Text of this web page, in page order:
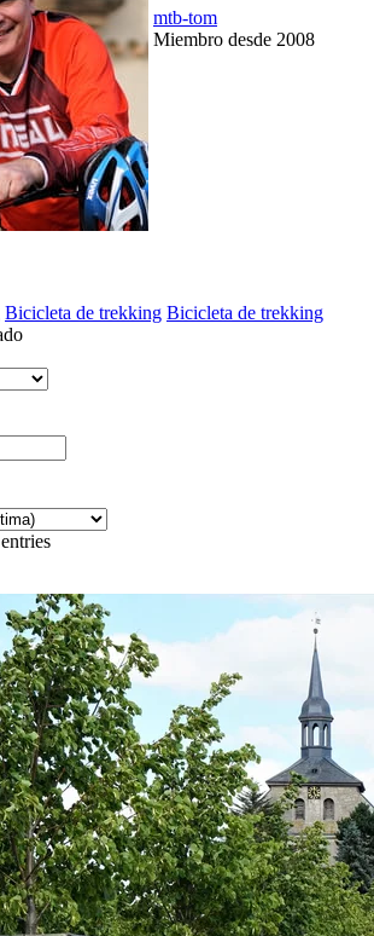
mtb-tom
Miembro desde 2008
Bicicleta de trekking Bicicleta de trekking